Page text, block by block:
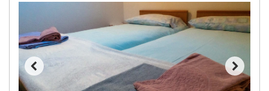
Val Thorens från 8.395 kr.
St. Anton från 11.245 kr.
Zell am See från 6.295 kr.
Canazei från 7.195 kr.
Livigno från 5.595 kr.
Ponte di Legno från 7.395 kr.
Sauze dOulx från 6.145 kr.